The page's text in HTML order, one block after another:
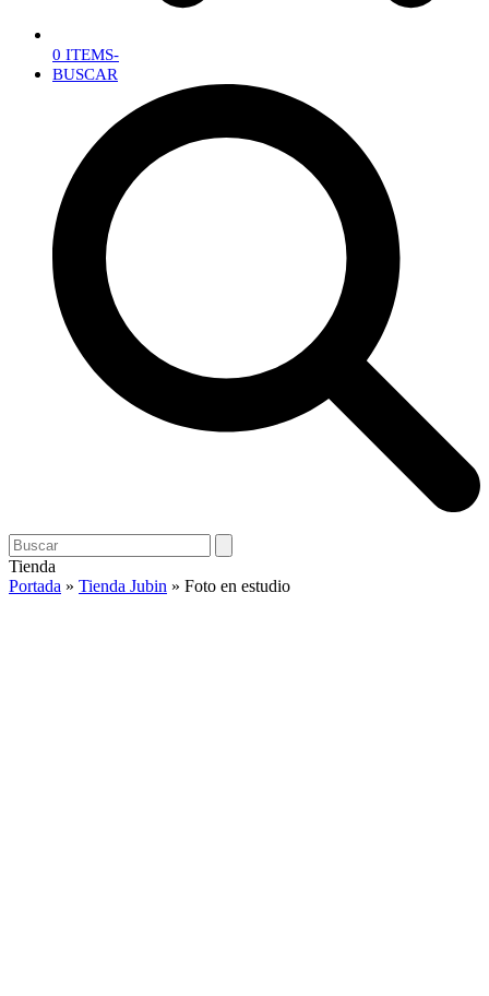
0 ITEMS-
BUSCAR
Open
mobile
menu
Close
mobile
menu
Search
Tienda
Portada » Tienda Jubin » Foto en estudio